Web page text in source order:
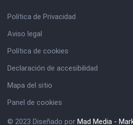
Política de Privacidad
Aviso legal
Política de cookies
Declaración de accesibilidad
Mapa del sitio
Panel de cookies
© 2023 Diseñado por Mad Media -